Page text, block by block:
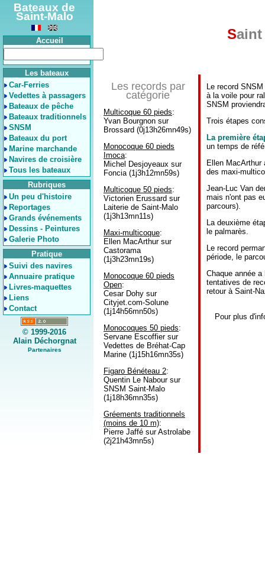
Bateaux de
Saint-Malo
Accueil
Les bateaux
Car-Ferries
Vedettes à passagers
Bateaux de pêche
Bateaux traditionnels
SNSM
Bateaux du port
Marine marchande
Navires de croisière
Tous les bateaux
Rubriques
Un peu d'histoire
Reportages
Grands événements
Dessins - Peintures
Galerie Photo
Pratique
Suivi des navires
Annuaire pratique
Livres-maquettes
Liens
Contact
© 1999-2016
Alain Déchorgnat
Partenaires
S
Les records par
catégorie
Multicoque 60 pieds:
Yvan Bourgnon sur
Brossard (0j13h26mn49s)
Monocoque 60 pieds
Imoca:
Michel Desjoyeaux sur
Foncia (1j3h12mn59s)
Multicoque 50 pieds:
Victorien Erussard sur
Laiterie de Saint-Malo
(1j3h13mn11s)
Maxi-multicoque:
Ellen MacArthur sur
Castorama
(1j3h23mn19s)
Monocoque 60 pieds
Open:
Cesar Dohy sur
Cityjet.com-Solune
(1j14h56mn50s)
Monocoques 50 pieds:
Servane Escoffier sur
Vedettes de Bréhat-Cap
Marine (1j15h16mn35s)
Figaro Bénéteau 2:
Quentin Le Nabour sur
SNSM Saint-Malo
(1j18h36mn35s)
Gréements traditionnels
(moins de 10 m):
Pierre Jaffé sur Astrolabe
(2j21h43mn5s)
Le record
à la voile pour
SNSM
Trois étapes
La première
un temps de
Ellen MacArthur
des maxi-
Jean-Luc Van
mais n'ont pas
parcours).
La deuxième
le palmarès.
Le record
période, le
Chaque année
tentatives de
retour à Saint-
Pour plus